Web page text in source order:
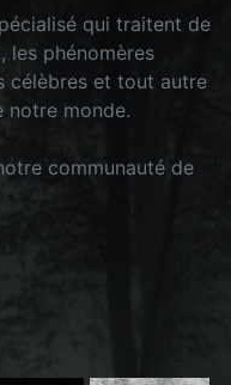
qui traitent de
les phénomères
célèbres et tout autre
notre monde.
communauté de